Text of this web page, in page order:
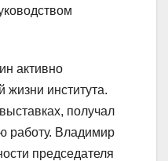
активно
жизни института.
получал
работу. Владимир
председателя